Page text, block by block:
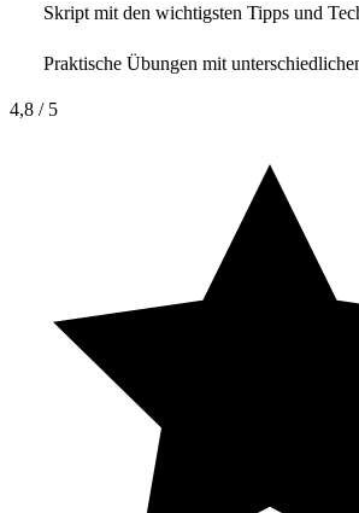
Skript mit den wichtigsten Tipps und
Praktische Übungen mit
4,8 / 5